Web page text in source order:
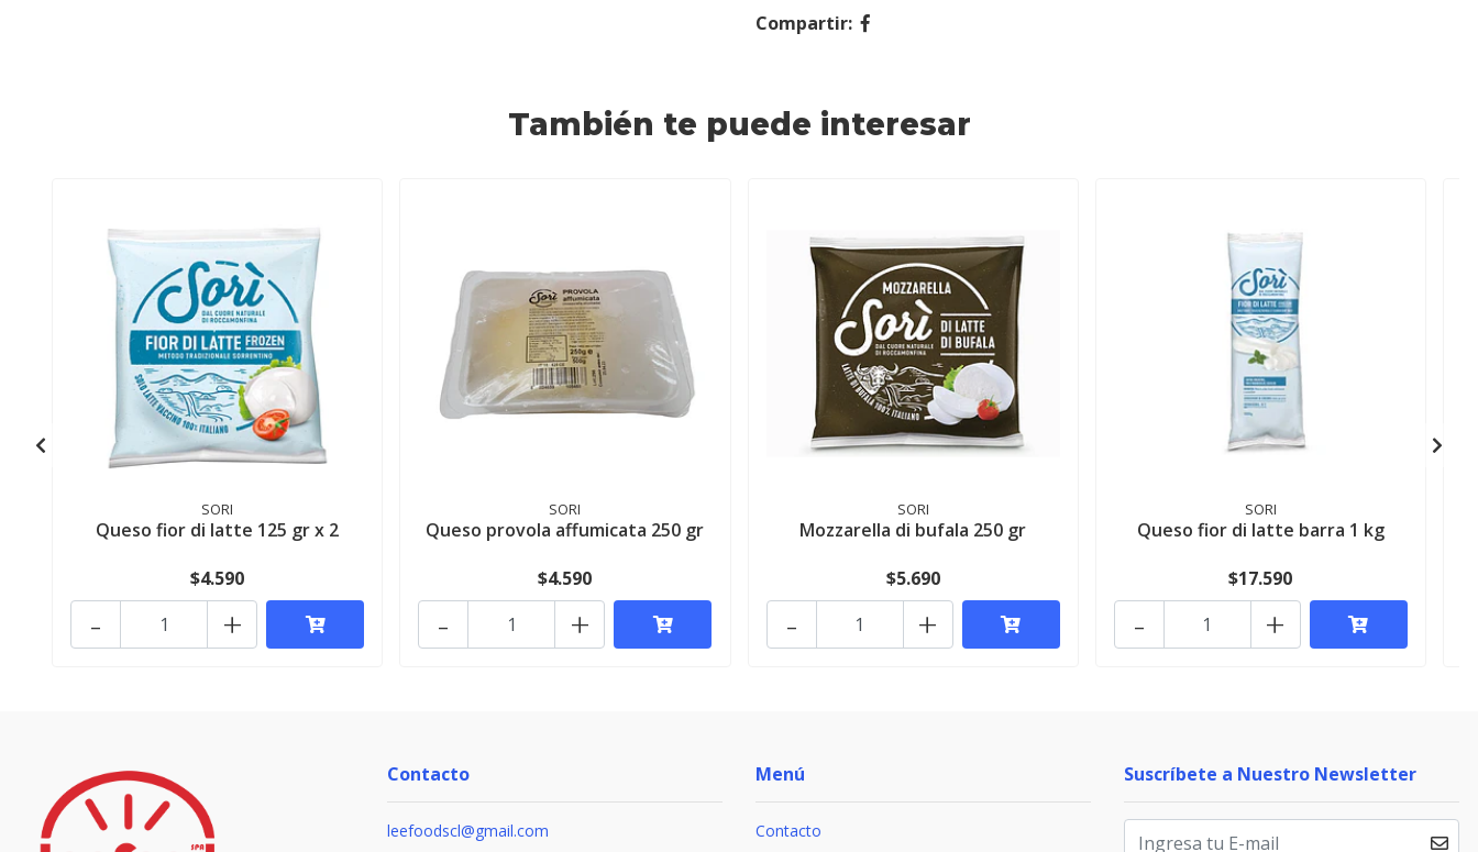
Compartir:
También te puede interesar
SORI
Queso fior di latte 125 gr x 2
$4.590
+
-
SORI
Queso provola affumicata 250 gr
$4.590
+
-
SORI
Mozzarella di bufala 250 gr
$5.690
+
-
SORI
Queso fior di latte barra 1 kg
$17.590
+
-
Contacto
leefoodscl@gmail.com
Menú
Contacto
Suscríbete a Nuestro Newsletter